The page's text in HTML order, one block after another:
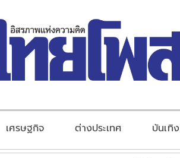
เศรษฐกิจ ต่างประเทศ บันเทิง